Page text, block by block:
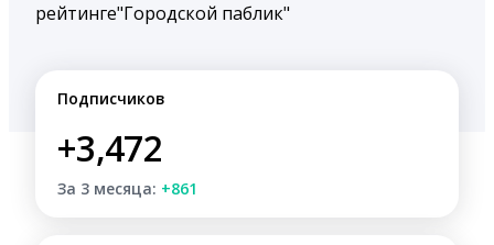
рейтинге"Городской паблик"
Подписчиков
+3,472
За 3 месяца: +861